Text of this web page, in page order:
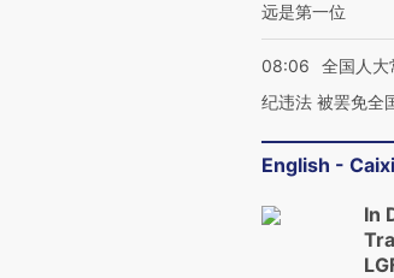
远是第一位
08:06
全国人大
纪违法 被罢免全
English -
In